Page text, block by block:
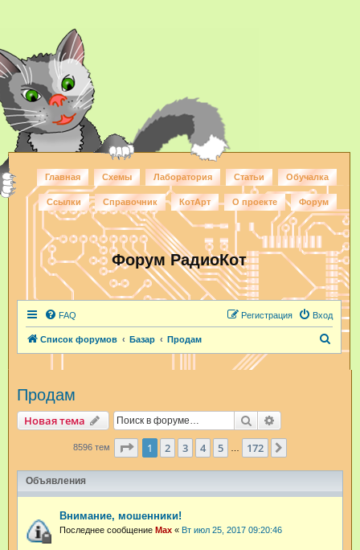
Главная Схемы Лаборатория Статьи Обучалка
Ссылки Справочник КотАрт О проекте Форум
Форум РадиоКот
FAQ Вход
Регистрация
Список форумов Базар Продам
Продам
Новая тема Поиск
8596 тем Страница из 172
1 2 3 4 5 172
Объявления
Внимание, мошенники!
Последнее сообщение Max « Вт июл 25, 2017 09:20:46